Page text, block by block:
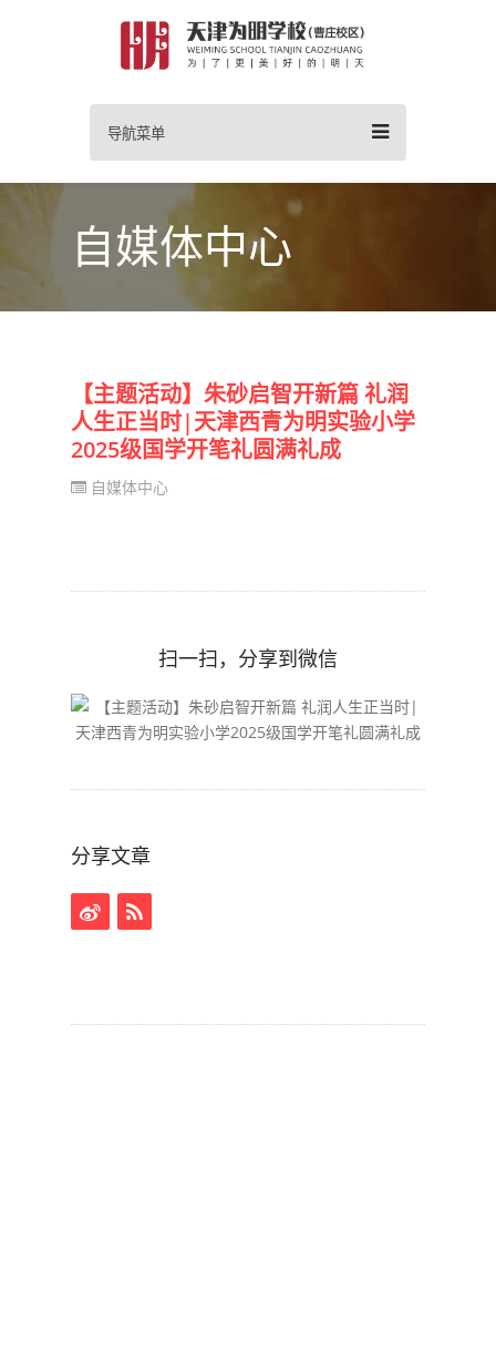
导航菜单
自媒体中心
【主题活动】朱砂启智开新篇 礼润
人生正当时|天津西青为明实验小学
2025级国学开笔礼圆满礼成
自媒体中心
扫一扫，分享到微信
分享文章